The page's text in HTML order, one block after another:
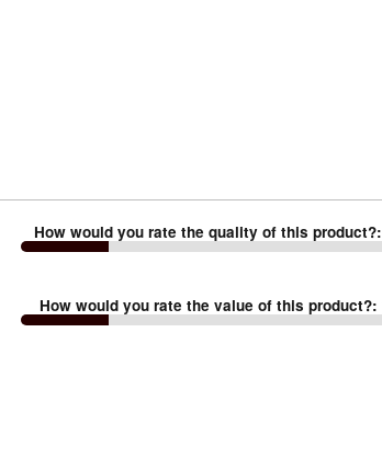
How would you rate the quality of this product?:
How would you rate the value of this product?: